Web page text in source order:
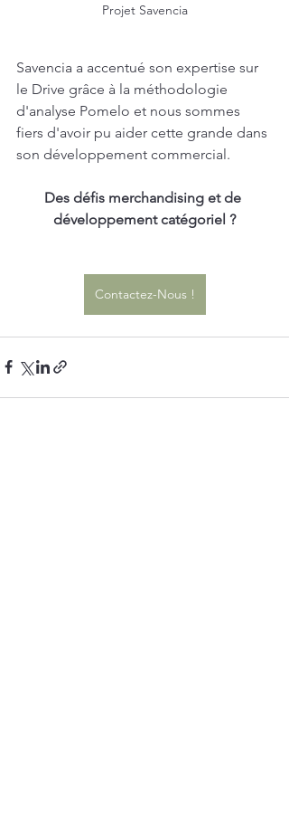
Projet Savencia
Savencia a accentué son expertise sur
le Drive grâce à la méthodologie
d'analyse Pomelo et nous sommes
fiers d'avoir pu aider cette grande dans
son développement commercial.
Des défis merchandising et de
développement catégoriel ?
Contactez-Nous !